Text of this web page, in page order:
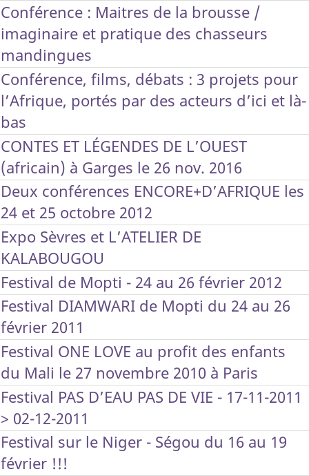
Conférence : Maitres de la brousse /
imaginaire et pratique des chasseurs
mandingues
Conférence, films, débats : 3 projets pour
l’Afrique, portés par des acteurs d’ici et là-
bas
CONTES ET LÉGENDES DE L’OUEST
(africain) à Garges le 26 nov. 2016
Deux conférences ENCORE+D’AFRIQUE les
24 et 25 octobre 2012
Expo Sèvres et L’ATELIER DE
KALABOUGOU
Festival de Mopti - 24 au 26 février 2012
Festival DIAMWARI de Mopti du 24 au 26
février 2011
Festival ONE LOVE au profit des enfants
du Mali le 27 novembre 2010 à Paris
Festival PAS D’EAU PAS DE VIE - 17-11-2011
> 02-12-2011
Festival sur le Niger - Ségou du 16 au 19
février !!!